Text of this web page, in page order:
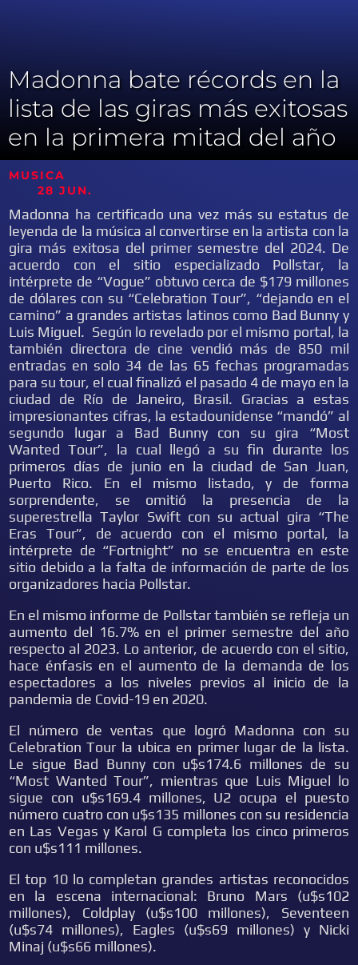
Madonna bate récords en la
lista de las giras más exitosas
en la primera mitad del año
MUSICA
28 JUN.
Madonna ha certificado una vez más su estatus de
leyenda de la música al convertirse en la artista con la
gira más exitosa del primer semestre del 2024. De
acuerdo con el sitio especializado Pollstar, la
intérprete de “Vogue” obtuvo cerca de $179 millones
de dólares con su “Celebration Tour”, “dejando en el
camino” a grandes artistas latinos como Bad Bunny y
Luis Miguel. Según lo revelado por el mismo portal, la
también directora de cine vendió más de 850 mil
entradas en solo 34 de las 65 fechas programadas
para su tour, el cual finalizó el pasado 4 de mayo en la
ciudad de Río de Janeiro, Brasil. Gracias a estas
impresionantes cifras, la estadounidense “mandó” al
segundo lugar a Bad Bunny con su gira “Most
Wanted Tour”, la cual llegó a su fin durante los
primeros días de junio en la ciudad de San Juan,
Puerto Rico. En el mismo listado, y de forma
sorprendente, se omitió la presencia de la
superestrella Taylor Swift con su actual gira “The
Eras Tour”, de acuerdo con el mismo portal, la
intérprete de “Fortnight” no se encuentra en este
sitio debido a la falta de información de parte de los
organizadores hacia Pollstar.
En el mismo informe de Pollstar también se refleja un
aumento del 16.7% en el primer semestre del año
respecto al 2023. Lo anterior, de acuerdo con el sitio,
hace énfasis en el aumento de la demanda de los
espectadores a los niveles previos al inicio de la
pandemia de Covid-19 en 2020.
El número de ventas que logró Madonna con su
Celebration Tour la ubica en primer lugar de la lista.
Le sigue Bad Bunny con u$s174.6 millones de su
“Most Wanted Tour”, mientras que Luis Miguel lo
sigue con u$s169.4 millones, U2 ocupa el puesto
número cuatro con u$s135 millones con su residencia
en Las Vegas y Karol G completa los cinco primeros
con u$s111 millones.
El top 10 lo completan grandes artistas reconocidos
en la escena internacional: Bruno Mars (u$s102
millones), Coldplay (u$s100 millones), Seventeen
(u$s74 millones), Eagles (u$s69 millones) y Nicki
Minaj (u$s66 millones).